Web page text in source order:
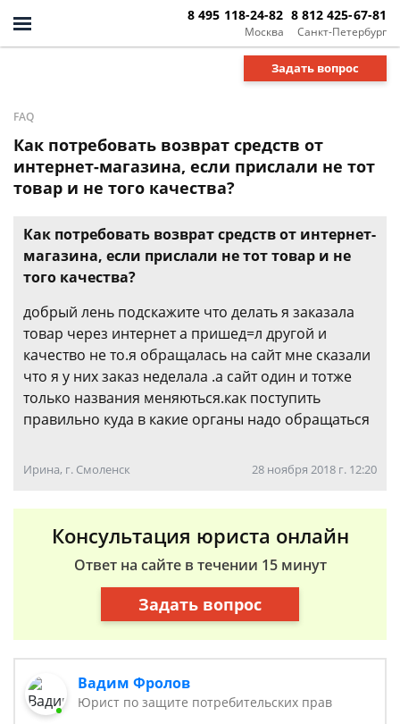
Москва
8 495 118-24-82
Санкт-Петербург
8 812 425-67-81
Задать вопрос
FAQ
Как потребовать возврат средств от
интернет-магазина, если прислали не тот
товар и не того качества?
Как потребовать возврат средств от интернет-
магазина, если прислали не тот товар и не
того качества?
добрый лень подскажите что делать я заказала
товар через интернет а пришед=л другой и
качество не то.я обращалась на сайт мне сказали
что я у них заказ неделала .а сайт один и тотже
только названия меняються.как поступить
правильно куда в какие органы надо обращаться
Ирина, г. Смоленск 28 ноября 2018 г. 12:20
Консультация юриста онлайн
Ответ на сайте в течении 15 минут
Задать вопрос
Вадим Фролов
Юрист по защите потребительских прав